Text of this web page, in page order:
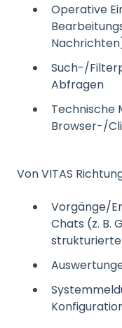
Operative
Such-/
Abfragen
Technische
Browser-/
Von VITAS
Vorgänge/
Chats (z. B.